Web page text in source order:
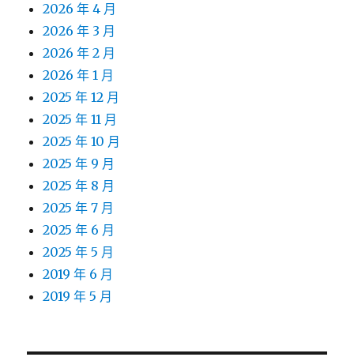
2026 年 4 月
2026 年 3 月
2026 年 2 月
2026 年 1 月
2025 年 12 月
2025 年 11 月
2025 年 10 月
2025 年 9 月
2025 年 8 月
2025 年 7 月
2025 年 6 月
2025 年 5 月
2019 年 6 月
2019 年 5 月